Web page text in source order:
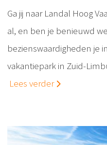
Ga jij naar Landal Hoog
al, en ben je benieuwd
bezienswaardigheden je
vakantiepark in Zuid-
Lees verder